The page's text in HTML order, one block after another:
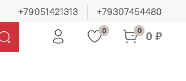
+79051421313 +79307454480
0 0 0 ₽